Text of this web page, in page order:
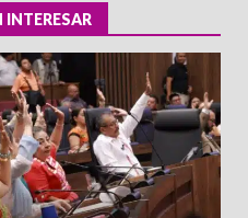
INTERESAR